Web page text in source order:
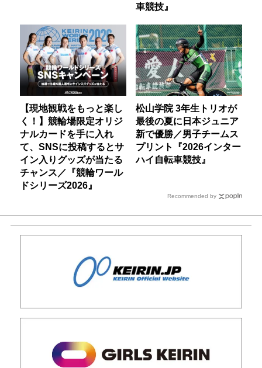
車競技』
【現地観戦をもっと楽し
く！】競輪場限定オリジ
ナルカードを手に入れ
て、SNSに投稿するとサ
イン入りグッズが当たる
チャンス／『競輪ワール
ドシリーズ2026』
松山学院 3年生トリオが
最後の夏に日本ジュニア
新で優勝／男子チームス
プリント『2026インター
ハイ自転車競技』
Recommended by